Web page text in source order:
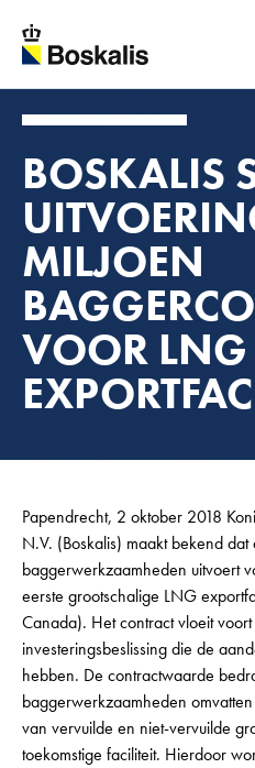
BOSKALIS
MILJOEN
VOOR
Papendrecht, 2 oktober 2018
N.V. (Boskalis) maakt bekend
baggerwerkzaamheden uitvoert
eerste grootschalige LNG
Canada). Het contract vloeit
investeringsbeslissing die de
hebben. De contractwaarde
baggerwerkzaamheden
van vervuilde en niet-vervuilde
toekomstige faciliteit. Hierdoor